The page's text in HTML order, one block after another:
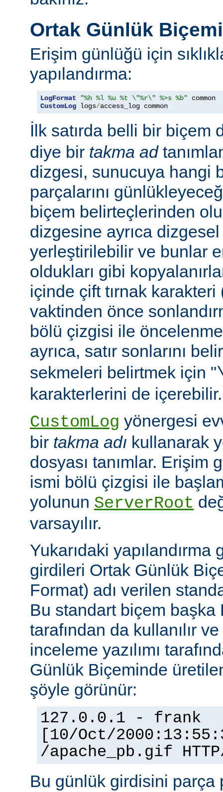
Ortak Günlük
Erişim günlüğü için
yapılandırma:
LogFormat "%h %l %u %t \"%r\" %>s %b"
CustomLog logs/access_log common
İlk satırda belli bir biçem
diye bir takma ad
dizgesi, sunucuya hangi
parçalarını
biçem belirteçlerinden
dizgesine ayrıca
yerleştirilebilir ve bunlar
oldukları gibi
içinde çift tırnak
vaktinden önce
bölü çizgisi ile
ayrıca, satır sonlarını
sekmeleri belirtmek için "
karakterlerini de içerebilir.
CustomLog yönergesi
bir takma adı kullanarak
dosyası tanımlar. Erişim
ismi bölü çizgisi ile
yolunun ServerRoot
varsayılır.
Yukarıdaki yapılandırma
girdileri Ortak Günlük
Format) adı verilen
Bu standart biçem başka
tarafından da kullanılır
inceleme yazılımı
Günlük Biçeminde
şöyle görünür:
127.0.0.1 - frank
[10/Oct/
/apache_pb.gif
Bu günlük girdisini parça